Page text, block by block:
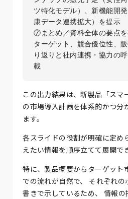
ツ特化モデル）、新機能開
康データ連携拡大）を提示
⑦まとめ／資料全体の要点を
ターゲット、競合優位性、
り返りと社内連携・協力の
この出力結果は、新製品「スマ
の市場導入計画を体系的かつ分
ます。
各スライドの役割が明確に定め
えたい情報を順序立てて展開で
特に、製品概要からターゲット
での流れが自然で、 それぞれ
書きで示しているため、 情報